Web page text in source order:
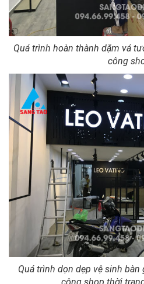
Quá trình hoàn thành dặm vá
công
Quá trình dọn dẹp vệ sinh
công shop thời